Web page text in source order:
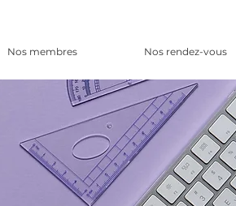
Nos membres Nos rendez-vous